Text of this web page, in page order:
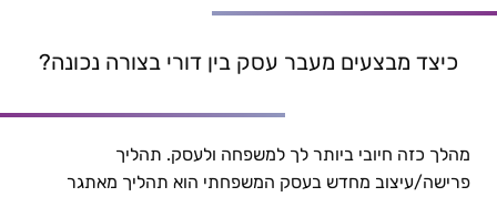
כיצד מבצעים מעבר עסק בין דורי בצורה נכונה?
מהלך כזה חיובי ביותר לך למשפחה ולעסק. תהליך
פרישה/עיצוב מחדש בעסק המשפחתי הוא תהליך מאתגר